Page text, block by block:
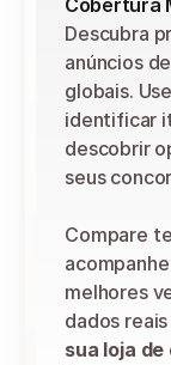
Cobertura
Descubra
anúncios
globais.
identificar
descobrir
seus
Compare
melhores
dados
sua loja